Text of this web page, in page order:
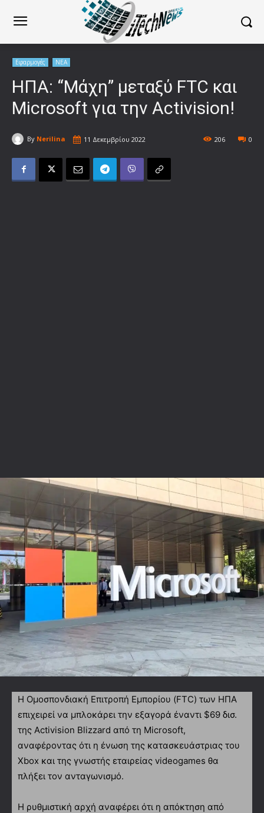
Εφαρμογές ΝΕΑ
ΗΠΑ: “Μάχη” μεταξύ FTC και
Microsoft για την Activision!
By Nerilina 11 Δεκεμβρίου 2022 0
206
Η Ομοσπονδιακή Επιτροπή Εμπορίου (FTC) των ΗΠΑ
επιχειρεί να μπλοκάρει την εξαγορά έναντι $69 δισ.
της Activision Blizzard από τη Microsoft,
αναφέροντας ότι η ένωση της κατασκευάστριας του
Xbox και της γνωστής εταιρείας videogames θα
πλήξει τον ανταγωνισμό.
Η ρυθμιστική αρχή αναφέρει ότι η απόκτηση από